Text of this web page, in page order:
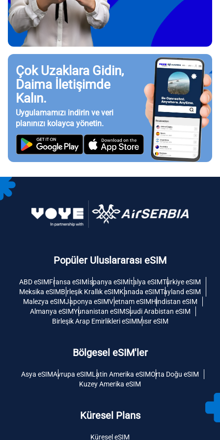
Çok Uzaklara Gidin,
Daima İletişimde
Kalın.
Uygulamamızı indirin ve veri
planınızı kolayca yönetin.
Popüler Uluslararası eSIM
ABD eSIMFransa eSIMİspanya eSIMİtalya eSIMTürkiye eSIM
Meksika eSIMBirleşik Krallık eSIMKanada eSIMTayland eSIM
Malezya eSIMJaponya eSIMVietnam eSIMHindistan eSIM
Almanya eSIMYunanistan eSIMSuudi Arabistan eSIM
Birleşik Arap Emirlikleri eSIMMısır eSIM
Bölgesel eSIM'ler
Asya eSIMAvrupa eSIMLatin Amerika eSIMOrta Doğu eSIM
Kuzey Amerika eSIM
Küresel Plans
Küresel eSIM